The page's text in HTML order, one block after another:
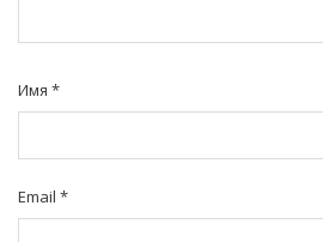
Имя *
Email *